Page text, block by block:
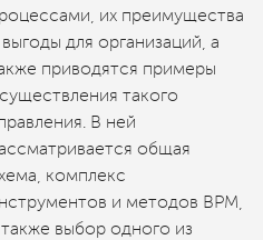
их преимущества
для организаций, а
приводятся примеры
такого
В ней
общая
комплекс
и методов ВРМ,
выбор одного из